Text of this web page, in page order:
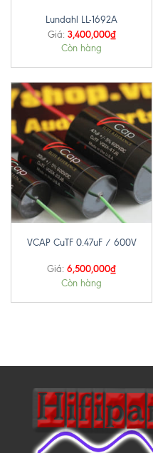
Lundahl LL-1692A
Giá: 3,400,000₫
Còn hàng
VCAP CuTF 0.47uF / 600V
Giá: 6,500,000₫
Còn hàng